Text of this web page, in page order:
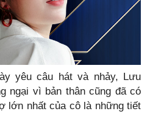
yêu câu hát và nhảy, Lưu
ngại vì bản thân cũng đã có
lớn nhất của cô là những tiết